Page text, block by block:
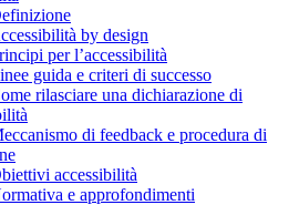
by design
per l’accessibilità
guida e criteri di successo
rilasciare una dichiarazione di
di feedback e procedura di
accessibilità
e approfondimenti